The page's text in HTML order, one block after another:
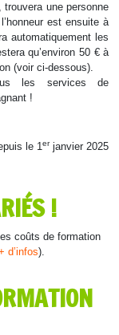
une personne
est ensuite à
automatiquement les
qu’environ 50 € à
(voir ci-dessous).
les services de
!
le 1 erjanvier 2025
!
coûts de formation
d’infos‍‍).